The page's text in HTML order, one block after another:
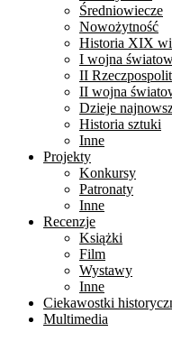
Średniowiecze
Nowożytność
Historia XIX
I wojna
II
II wojna
Dzieje
Historia sztuki
Inne
Projekty
Konkursy
Patronaty
Inne
Recenzje
Książki
Film
Wystawy
Inne
Ciekawostki
Multimedia